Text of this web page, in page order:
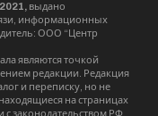
выдано
информационных
ООО “Центр
являются точкой
редакции. Редакция
и переписку, но не
на страницах
с законодательством РФ,